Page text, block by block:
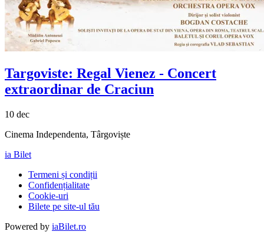
Targoviste: Regal Vienez - Concert
extraordinar de Craciun
10 dec
Cinema Independenta, Târgoviște
ia Bilet
Termeni și condiții
Confidențialitate
Cookie-uri
Bilete pe site-ul tău
Powered by iaBilet.ro